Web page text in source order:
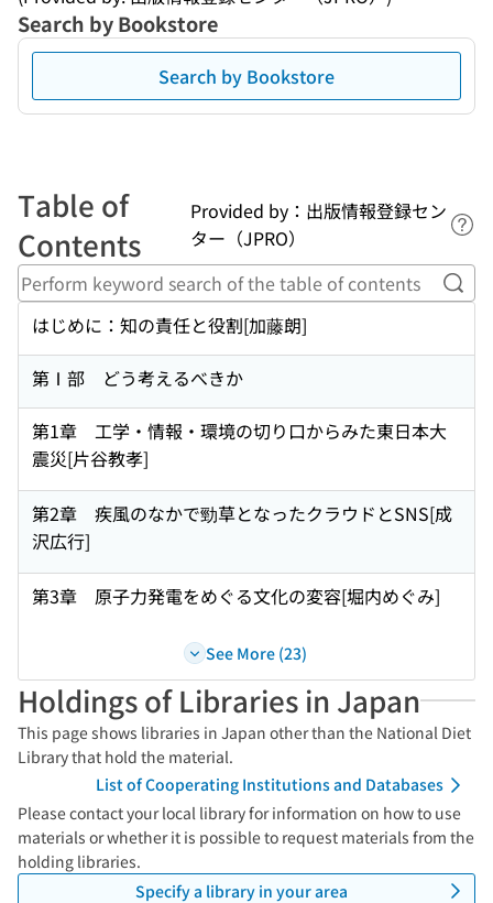
Search by Bookstore
Search by Bookstore
Table of
Contents
Provided by：出版情報登録セン
ター（JPRO）
はじめに：知の責任と役割[加藤朗]
第Ⅰ部 どう考えるべきか
第1章 工学・情報・環境の切り口からみた東日本大
震災[片谷教孝]
第2章 疾風のなかで勁草となったクラウドとSNS[成
沢広行]
第3章 原子力発電をめぐる文化の変容[堀内めぐみ]
See More (23)
Holdings of Libraries in Japan
This page shows libraries in Japan other than the National Diet
Library that hold the material.
List of Cooperating Institutions and Databases
Please contact your local library for information on how to use
materials or whether it is possible to request materials from the
holding libraries.
Specify a library in your area